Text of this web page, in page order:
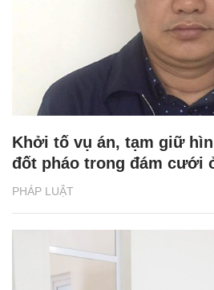
PHÁP LUẬT
Khởi tố vụ án, tạm giữ
đốt pháo trong đám cưới